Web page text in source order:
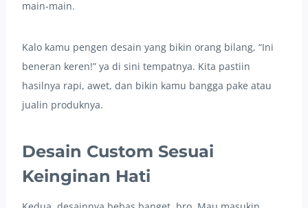
main-main.
Kalo kamu pengen desain yang bikin orang bilang, “Ini
beneran keren!” ya di sini tempatnya. Kita pastiin
hasilnya rapi, awet, dan bikin kamu bangga pake atau
jualin produknya.
Desain Custom Sesuai
Keinginan Hati